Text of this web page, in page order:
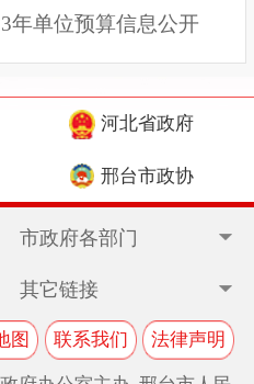
年单位预算信息公开
河北省政府
邢台市政协
市政府各部门
其它链接
图 联系我们 法律声明